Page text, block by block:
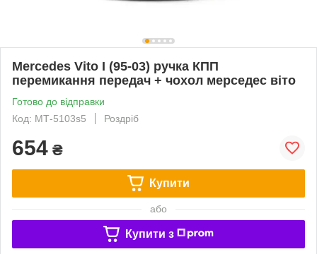
Mercedes Vito I (95-03) ручка КПП
перемикання передач + чохол мерседес віто
Готово до відправки
Код: МТ-5103s5
Роздріб
654 ₴
Купити
або
Купити з